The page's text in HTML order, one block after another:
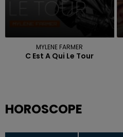
MYLENE FARMER
C Est A Qui Le Tour
HOROSCOPE